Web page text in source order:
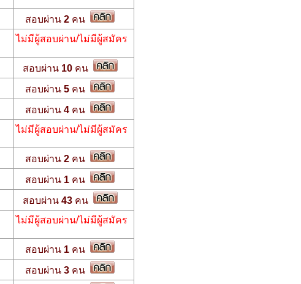
สอบผ่าน 2 คน
ไม่มีผู้สอบผ่าน/ไม่มีผู้สมัคร
สอบผ่าน 10คน
สอบผ่าน 5 คน
สอบผ่าน 4 คน
ไม่มีผู้สอบผ่าน/ไม่มีผู้สมัคร
สอบผ่าน 2 คน
สอบผ่าน 1 คน
สอบผ่าน 43คน
ไม่มีผู้สอบผ่าน/ไม่มีผู้สมัคร
สอบผ่าน 1 คน
สอบผ่าน 3 คน